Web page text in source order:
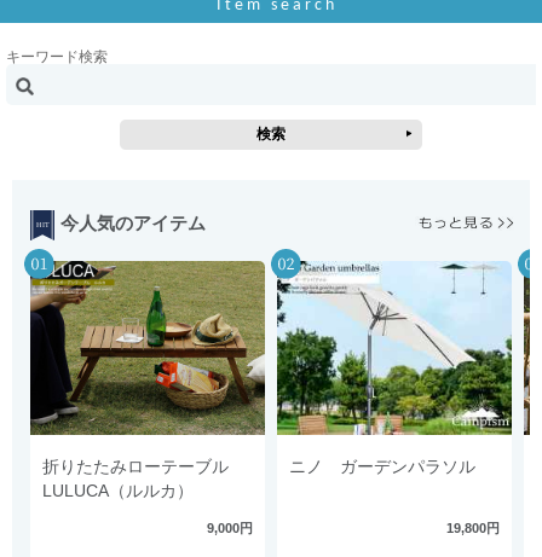
Item search
キーワード検索
今人気のアイテム
折りたたみローテーブル
LULUCA（ルルカ）
9,000円
ニノ ガーデンパラソル
19,800円